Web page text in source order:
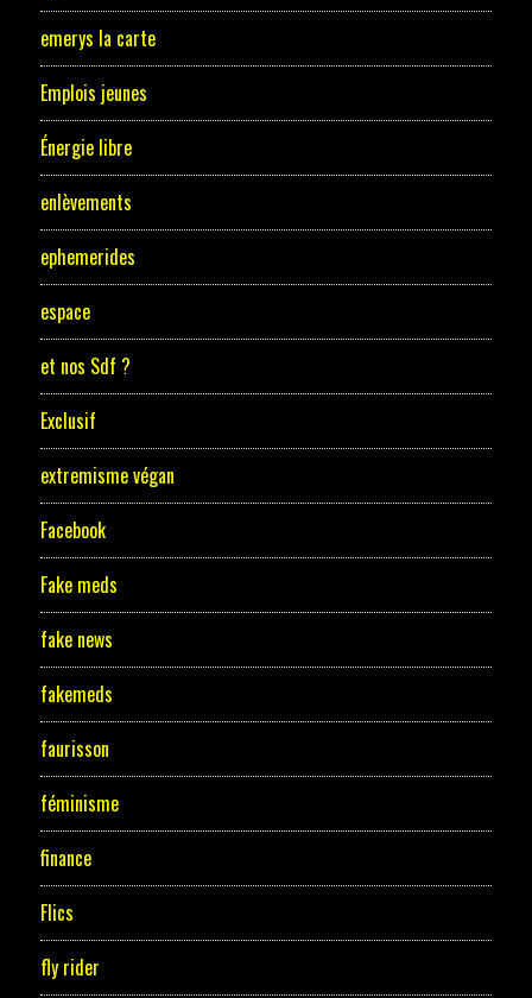
emerys la carte
Emplois jeunes
Énergie libre
enlèvements
ephemerides
espace
et nos Sdf ?
Exclusif
extremisme végan
Facebook
Fake meds
fake news
fakemeds
faurisson
féminisme
finance
Flics
fly rider